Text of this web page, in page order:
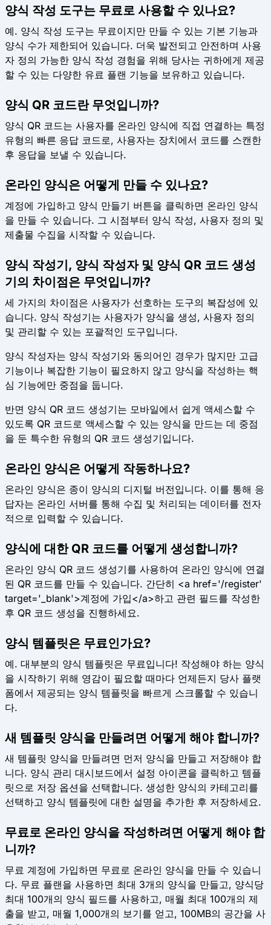
양식 작성 도구는 무료로 사용할 수 있나요?
예. 양식 작성 도구는 무료이지만 만들 수 있는 기본 기능과
양식 수가 제한되어 있습니다. 더욱 발전되고 안전하며 사용
자 정의 가능한 양식 작성 경험을 위해 당사는 귀하에게 제공
할 수 있는 다양한 유료 플랜 기능을 보유하고 있습니다.
양식 QR 코드란 무엇입니까?
양식 QR 코드는 사용자를 온라인 양식에 직접 연결하는 특정
유형의 빠른 응답 코드로, 사용자는 장치에서 코드를 스캔한
후 응답을 보낼 수 있습니다.
온라인 양식은 어떻게 만들 수 있나요?
계정에 가입하고 양식 만들기 버튼을 클릭하면 온라인 양식
을 만들 수 있습니다. 그 시점부터 양식 작성, 사용자 정의 및
제출물 수집을 시작할 수 있습니다.
양식 작성기, 양식 작성자 및 양식 QR 코드 생성
기의 차이점은 무엇입니까?
세 가지의 차이점은 사용자가 선호하는 도구의 복잡성에 있
습니다. 양식 작성기는 사용자가 양식을 생성, 사용자 정의
및 관리할 수 있는 포괄적인 도구입니다.
양식 작성자는 양식 작성기와 동의어인 경우가 많지만 고급
기능이나 복잡한 기능이 필요하지 않고 양식을 작성하는 핵
심 기능에만 중점을 둡니다.
반면 양식 QR 코드 생성기는 모바일에서 쉽게 액세스할 수
있도록 QR 코드로 액세스할 수 있는 양식을 만드는 데 중점
을 둔 특수한 유형의 QR 코드 생성기입니다.
온라인 양식은 어떻게 작동하나요?
온라인 양식은 종이 양식의 디지털 버전입니다. 이를 통해 응
답자는 온라인 서버를 통해 수집 및 처리되는 데이터를 전자
적으로 입력할 수 있습니다.
양식에 대한 QR 코드를 어떻게 생성합니까?
온라인 양식 QR 코드 생성기를 사용하여 온라인 양식에 연결
된 QR 코드를 만들 수 있습니다. 간단히 <a href='/register'
target='_blank'>계정에 가입</a>하고 관련 필드를 작성한
후 QR 코드 생성을 진행하세요.
양식 템플릿은 무료인가요?
예. 대부분의 양식 템플릿은 무료입니다! 작성해야 하는 양식
을 시작하기 위해 영감이 필요할 때마다 언제든지 당사 플랫
폼에서 제공되는 양식 템플릿을 빠르게 스크롤할 수 있습니
다.
새 템플릿 양식을 만들려면 어떻게 해야 합니까?
새 템플릿 양식을 만들려면 먼저 양식을 만들고 저장해야 합
니다. 양식 관리 대시보드에서 설정 아이콘을 클릭하고 템플
릿으로 저장 옵션을 선택합니다. 생성한 양식의 카테고리를
선택하고 양식 템플릿에 대한 설명을 추가한 후 저장하세요.
무료로 온라인 양식을 작성하려면 어떻게 해야 합
니까?
무료 계정에 가입하면 무료로 온라인 양식을 만들 수 있습니
다. 무료 플랜을 사용하면 최대 3개의 양식을 만들고, 양식당
최대 100개의 양식 필드를 사용하고, 매월 최대 100개의 제
출을 ​​받고, 매월 1,000개의 보기를 얻고, 100MB의 공간을 사